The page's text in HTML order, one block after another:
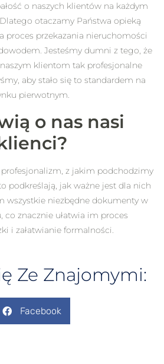
o naszych klientów na każdym
otaczamy Państwa opieką
proces przekazania nieruchomości
Jesteśmy dumni z tego, że
klientom tak profesjonalne
aby stało się to standardem na
pierwotnym.
o nas nasi
z jakim podchodzimy
podkreślają, jak ważne jest dla nich
wszystkie niezbędne dokumenty w
co znacznie ułatwia im proces
i załatwianie formalności.
Ze Znajomymi:
Facebook